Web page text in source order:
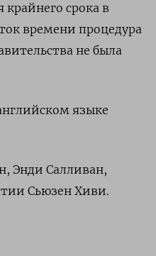
срока в
времени процедура
не была
языке
Энди Салливан,
Сьюзен Хиви.